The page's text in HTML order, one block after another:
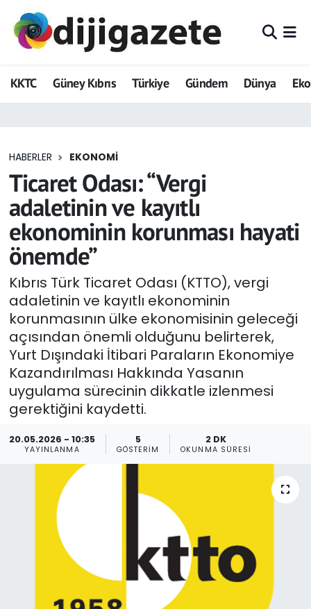
KKTC Güney Kıbrıs Türkiye Gündem Dünya
HABERLER EKONOMI
Ticaret Odası: “Vergi
adaletinin ve kayıtlı
ekonominin korunması hayati
önemde”
Kıbrıs Türk Ticaret Odası (KTTO), vergi
adaletinin ve kayıtlı ekonominin
korunmasının ülke ekonomisinin geleceği
açısından önemli olduğunu belirterek,
Yurt Dışındaki İtibari Paraların Ekonomiye
Kazandırılması Hakkında Yasanın
uygulama sürecinin dikkatle izlenmesi
gerektiğini kaydetti.
20.05.2026 - 10:35
YAYINLANMA
5
GÖSTERIM
2 DK
OKUNMA SÜRESI
ADVERTORIAL
Dijigazete
Eğitim
Ekonomi
Foto Galeri
GEZİ
Güncel
Gündem
KKTC
KKTC YEREL SEÇİM 2018
Kültür Sanat
Magazin
Moda
Nöbetçi Eczaneler
Otomobil Dünyası
Hava Durumu
Trafik Durumu
Tüm Manşetler
Son Dakika Haberleri
Haber Arşivi